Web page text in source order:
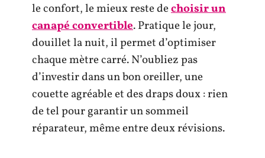
le confort, le mieux reste dechoisir un
canapé convertible. Pratique le jour,
douillet la nuit, il permet d’optimiser
chaque mètre carré. N’oubliez pas
d’investir dans un bon oreiller, une
couette agréable et des draps doux : rien
de tel pour garantir un sommeil
réparateur, même entre deux révisions.